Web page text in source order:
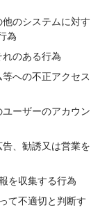
他のシステムに対す
為
れのある行為
等への不正アクセス
ユーザーのアカウン
告、勧誘又は営業を
を収集する行為
て不適切と判断す